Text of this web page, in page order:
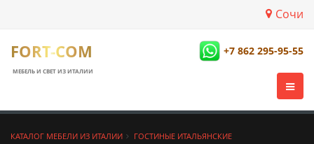
Сочи
FORT-COM
МЕБЕЛЬ И СВЕТ ИЗ ИТАЛИИ
+7 862 295-95-55
КАТАЛОГ МЕБЕЛИ ИЗ ИТАЛИИ
ГОСТИНЫЕ ИТАЛЬЯНСКИЕ